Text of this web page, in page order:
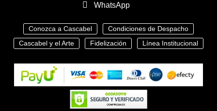
WhatsApp
Conozca a Cascabel
Condiciones de Despacho
Cascabel y el Arte
Fidelización Línea Institucional